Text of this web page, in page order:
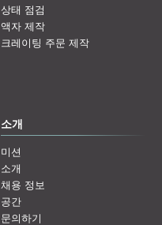
상태 점검
액자 제작
크레이팅 주문 제작
소개
미션
소개
채용 정보
공간
문의하기